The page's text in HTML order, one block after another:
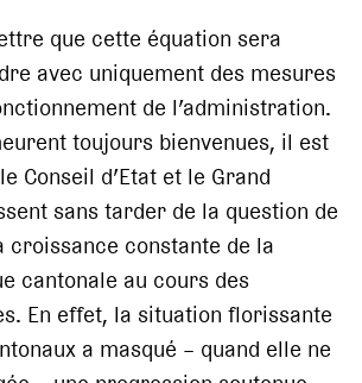
que cette équation sera
avec uniquement des mesures
de l’administration.
toujours bienvenues, il est
Conseil d’Etat et le Grand
sans tarder de la question de
croissance constante de la
cantonale au cours des
En effet, la situation florissante
a masqué – quand elle ne